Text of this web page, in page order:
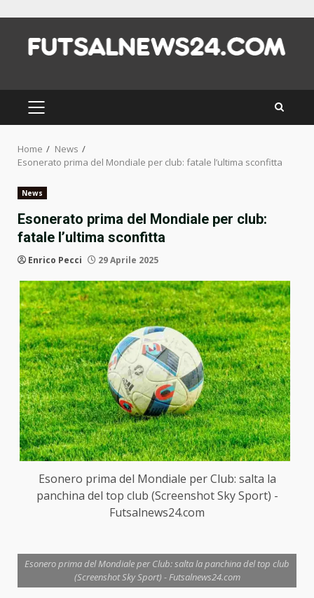
content
PRIMARY
MENU
Home
News
Esonerato prima del Mondiale per club: fatale l’ultima sconfitta
News
Esonerato prima del Mondiale per club:
fatale l’ultima sconfitta
Enrico Pecci 29 Aprile 2025
Esonero prima del Mondiale per Club: salta la
panchina del top club (Screenshot Sky Sport) -
Futsalnews24.com
Esonero prima del Mondiale per Club: salta la panchina del top club
(Screenshot Sky Sport) - Futsalnews24.com